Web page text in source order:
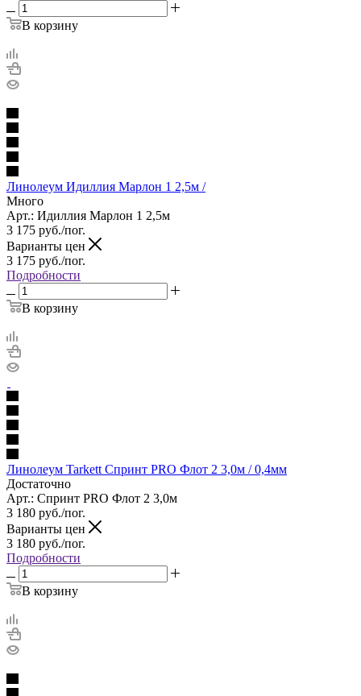
В корзину
Линолеум Идиллия Марлон 1 2,5м /
Много
Арт.: Идиллия Марлон 1 2,5м
3 175 руб./пог.
Варианты цен
3 175 руб./пог.
Подробности
В корзину
Линолеум Tarkett Спринт PRO Флот 2 3,0м / 0,4мм
Достаточно
Арт.: Спринт PRO Флот 2 3,0м
3 180 руб./пог.
Варианты цен
3 180 руб./пог.
Подробности
В корзину